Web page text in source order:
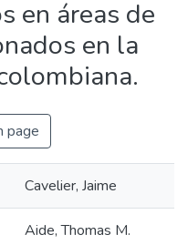
en áreas de
en la
page
Cavelier, Jaime
Aide, Thomas M.